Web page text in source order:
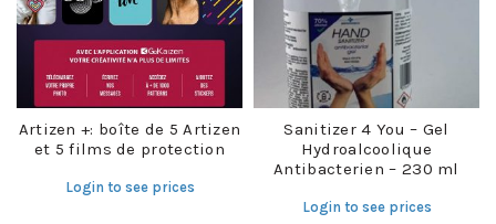
Artizen +: boîte de 5 Artizen
et 5 films de protection
Login to see prices
Sanitizer 4 You – Gel
Hydroalcoolique
Antibacterien – 230 ml
Login to see prices